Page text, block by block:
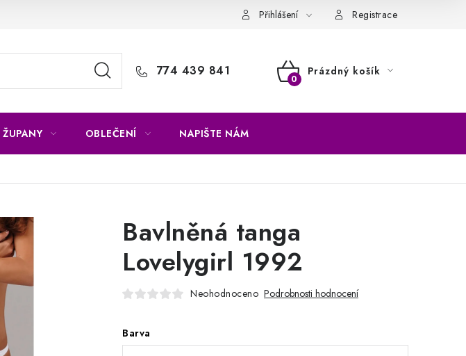
Přihlášení Registrace
774 439 841
NÁKUPNÍ
Prázdný košík
ŽUPANY OBLEČENÍ NAPIŠTE NÁM
Bavlněná tanga
Lovelygirl 1992
Neohodnoceno Podrobnosti hodnocení
Barva